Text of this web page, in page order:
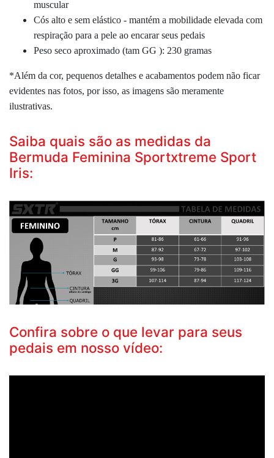
muscular
Cós alto e sem elástico - mantém a mobilidade elevada com
respiração para a pele ao encarar seus pedais
Peso seco aproximado (tam GG ): 230 gramas
*Além da cor, pequenos detalhes e acabamentos podem não ficar
evidentes nas fotos, por isso, as imagens são meramente
ilustrativas.
Saiba quais são as medidas da
Bermuda Feminina Sportxtreme Sport
Iris:
Confira sobre o que levar para seus
pedais em nosso vídeo: